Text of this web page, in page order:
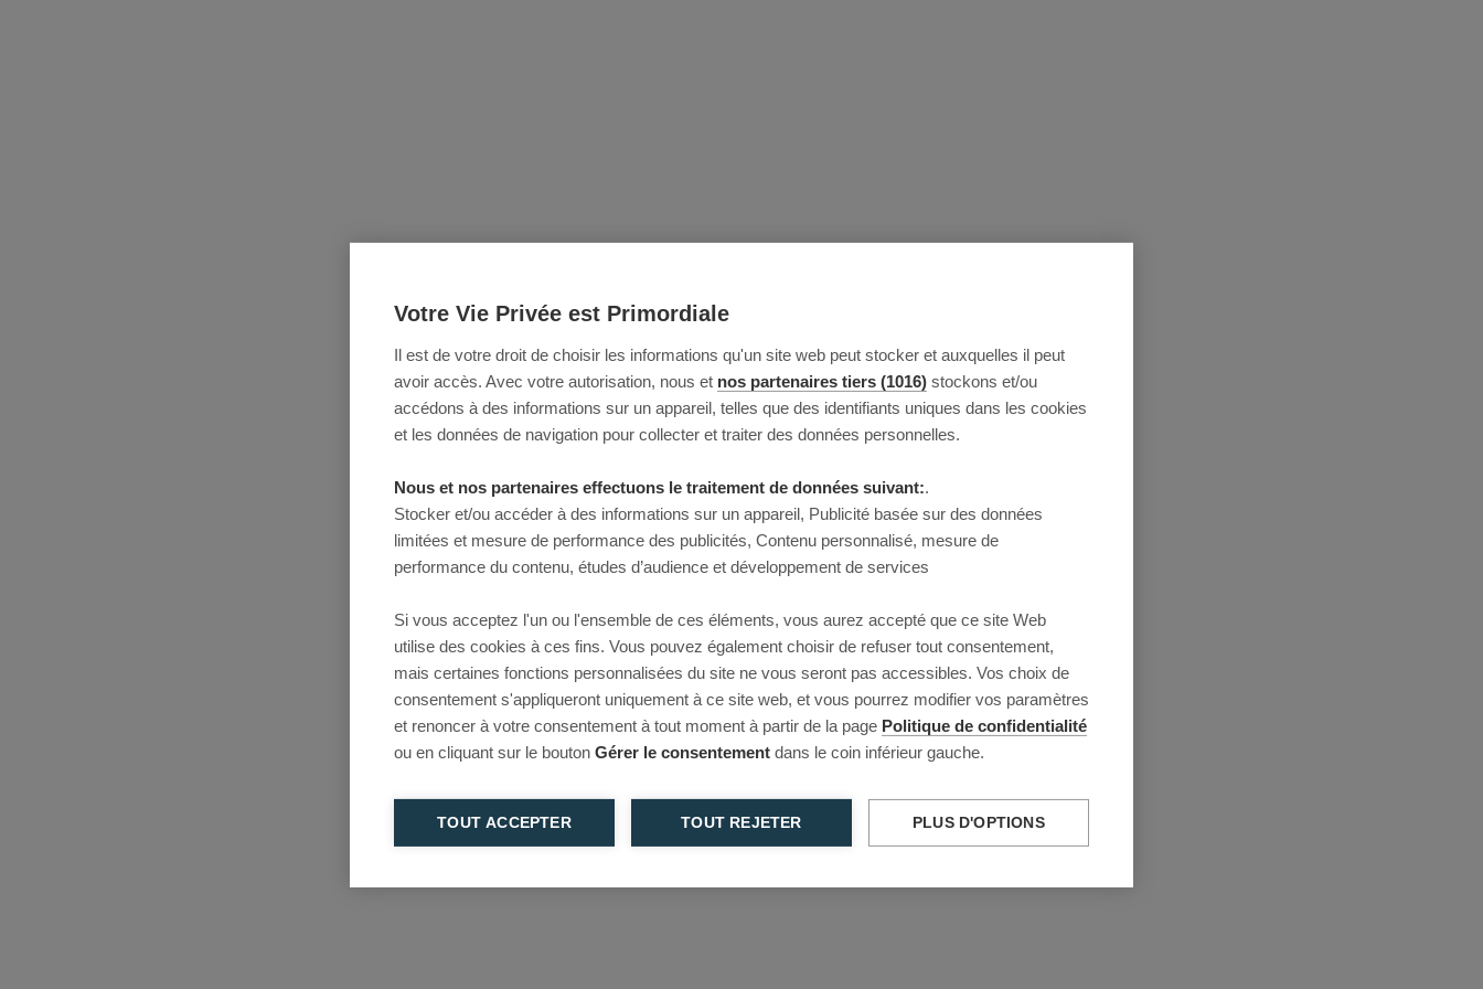
Votre Vie Privée est Primordiale
Il est de votre droit de choisir les informations qu'un site web peut stocker et auxquelles il peut
avoir accès. Avec votre autorisation, nous et nos partenaires tiers (1016) stockons et/ou
accédons à des informations sur un appareil, telles que des identifiants uniques dans les cookies
et les données de navigation pour collecter et traiter des données personnelles.
Nous et nos partenaires effectuons le traitement de données suivant:.
Stocker et/ou accéder à des informations sur un appareil, Publicité basée sur des données
limitées et mesure de performance des publicités, Contenu personnalisé, mesure de
performance du contenu, études d’audience et développement de services
Si vous acceptez l'un ou l'ensemble de ces éléments, vous aurez accepté que ce site Web
utilise des cookies à ces fins. Vous pouvez également choisir de refuser tout consentement,
mais certaines fonctions personnalisées du site ne vous seront pas accessibles. Vos choix de
consentement s'appliqueront uniquement à ce site web, et vous pourrez modifier vos paramètres
et renoncer à votre consentement à tout moment à partir de la page Politique de confidentialité
ou en cliquant sur le bouton Gérer le consentement dans le coin inférieur gauche.
TOUT ACCEPTER TOUT REJETER PLUS D'OPTIONS
This page couldn’t load
Reload to try again, or go back.
Reload Back